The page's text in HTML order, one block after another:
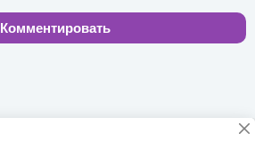
Комментировать